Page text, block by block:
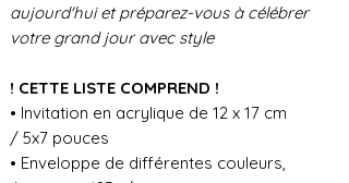
aujourd'hui et préparez-vous à célébrer
votre grand jour avec style
! CETTE LISTE COMPREND !
• Invitation en acrylique de 12 x 17 cm
/ 5x7 pouces
• Enveloppe de différentes couleurs,